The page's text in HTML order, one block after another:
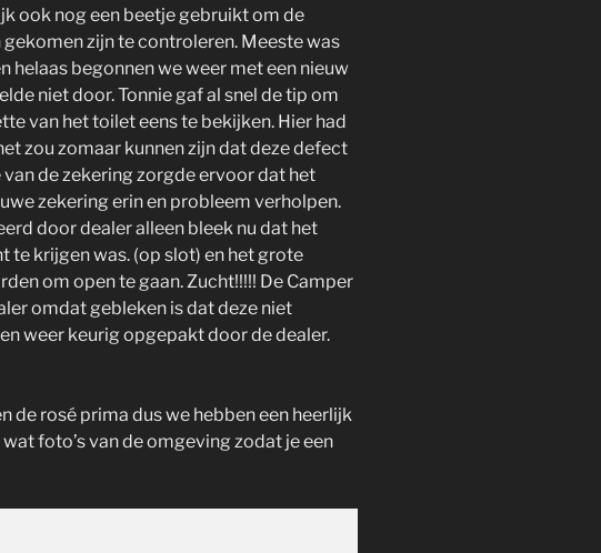
ook nog een beetje gebruikt om de
zijn te controleren. Meeste was
helaas begonnen we weer met een nieuw
niet door. Tonnie gaf al snel de tip om
van het toilet eens te bekijken. Hier had
zou zomaar kunnen zijn dat deze defect
van de zekering zorgde ervoor dat het
zekering erin en probleem verholpen.
door dealer alleen bleek nu dat het
te krijgen was. (op slot) en het grote
om open te gaan. Zucht!!!!! De Camper
omdat gebleken is dat deze niet
weer keurig opgepakt door de dealer.
de rosé prima dus we hebben een heerlijk
foto’s van de omgeving zodat je een